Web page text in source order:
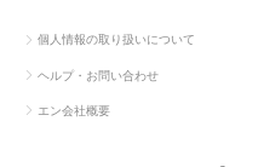
個人情報の取り扱いについて
ヘルプ・お問い合わせ
エン会社概要